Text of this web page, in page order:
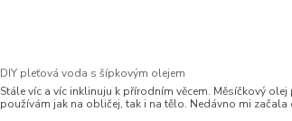
DIY pleťová voda s šípkovým olejem
Stále víc a víc inklinuju k přírodním věcem. Měsíčkový
používám jak na obličej, tak i na tělo. Nedávno mi